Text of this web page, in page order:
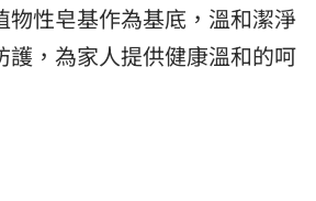
物性皂基作為基底，溫和潔淨
護，為家人提供健康溫和的呵